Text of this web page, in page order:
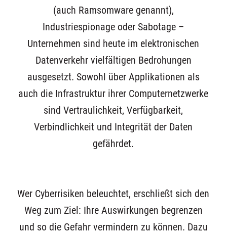
(auch Ramsomware genannt),
Industriespionage oder Sabotage –
Unternehmen sind heute im elektronischen
Datenverkehr vielfältigen Bedrohungen
ausgesetzt. Sowohl über Applikationen als
auch die Infrastruktur ihrer Computernetzwerke
sind Vertraulichkeit, Verfügbarkeit,
Verbindlichkeit und Integrität der Daten
gefährdet.
Wer Cyberrisiken beleuchtet, erschließt sich den
Weg zum Ziel: Ihre Auswirkungen begrenzen
und so die Gefahr vermindern zu können. Dazu